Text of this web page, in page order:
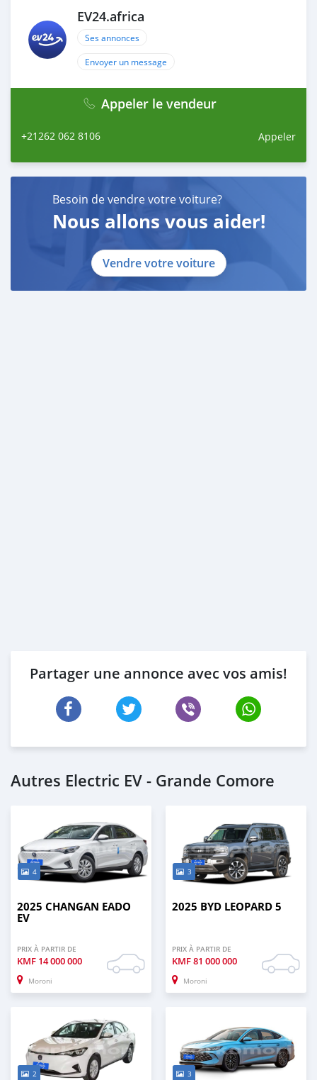
EV24.africa
Ses annonces
Envoyer un message
Appeler le vendeur
+21262 062 8106 Appeler
Besoin de vendre votre voiture?
Nous allons vous aider!
Vendre votre voiture
Partager une annonce avec vos amis!
Autres Electric EV - Grande Comore
4
2025 CHANGAN EADO
EV
PRIX À PARTIR DE
KMF 14 000 000
Moroni
3
2025 BYD LEOPARD 5
PRIX À PARTIR DE
KMF81 000 000
Moroni
2 3